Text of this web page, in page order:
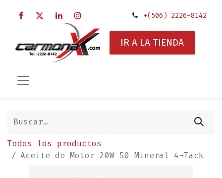
+(506) 2226-8142
IR A LA TIENDA
Todos los productos
Aceite de Motor 20W 50 Mineral 4-Tack